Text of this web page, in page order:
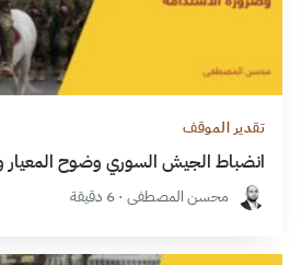
تقدير الموقف
انضباط الجيش السوري وضوح المعيار
محسن المصطفى · 6 دقيقة